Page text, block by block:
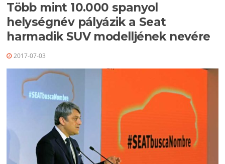
Több mint 10.000 spanyol
helységnév pályázik a Seat
harmadik SUV modelljének nevére
2017-07-03